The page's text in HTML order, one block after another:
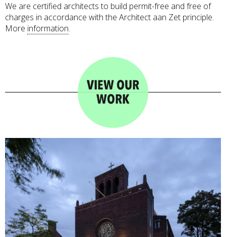
We are certified architects to build permit-free and free of
charges in accordance with the Architect aan Zet principle.
More information.
VIEW OUR
WORK